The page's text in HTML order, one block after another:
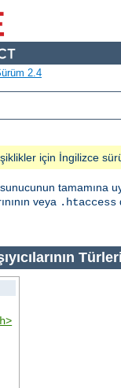
2.4
için İngilizce
tamamına
veya .htaccess
Türleri